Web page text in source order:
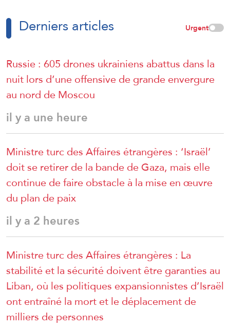
Derniers articles Urgent
Russie : 605 drones ukrainiens abattus dans la
nuit lors d’une offensive de grande envergure
au nord de Moscou
il y a une heure
Ministre turc des Affaires étrangères : ‘Israël’
doit se retirer de la bande de Gaza, mais elle
continue de faire obstacle à la mise en œuvre
du plan de paix
il y a 2 heures
Ministre turc des Affaires étrangères : La
stabilité et la sécurité doivent être garanties au
Liban, où les politiques expansionnistes d’Israël
ont entraîné la mort et le déplacement de
milliers de personnes